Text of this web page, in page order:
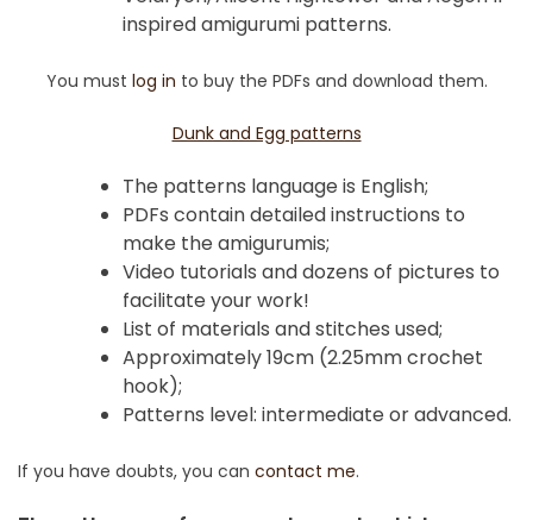
inspired amigurumi patterns.
You must log in to buy the PDFs and download them.
Dunk and Egg patterns
The patterns language is English;
PDFs contain detailed instructions to
make the amigurumis;
Video tutorials and dozens of pictures to
facilitate your work!
List of materials and stitches used;
Approximately 19cm (2.25mm crochet
hook);
Patterns level: intermediate or advanced.
If you have doubts, you can contact me.